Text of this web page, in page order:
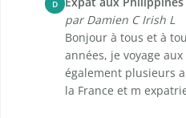
D
par Damien C Irish L
Bonjour à tous et à
années, je voyage
également plusieurs
la France et m